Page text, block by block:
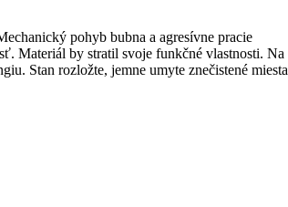
pohyb bubna a agresívne pracie
Materiál by stratil svoje funkčné vlastnosti. Na
Stan rozložte, jemne umyte znečistené miesta